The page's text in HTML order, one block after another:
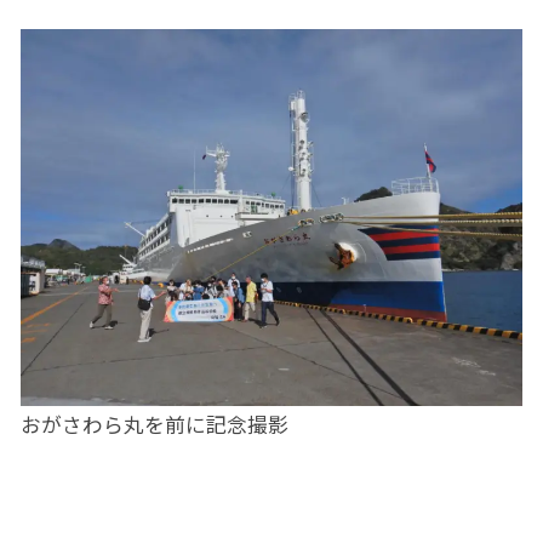
おがさわら丸を前に記念撮影